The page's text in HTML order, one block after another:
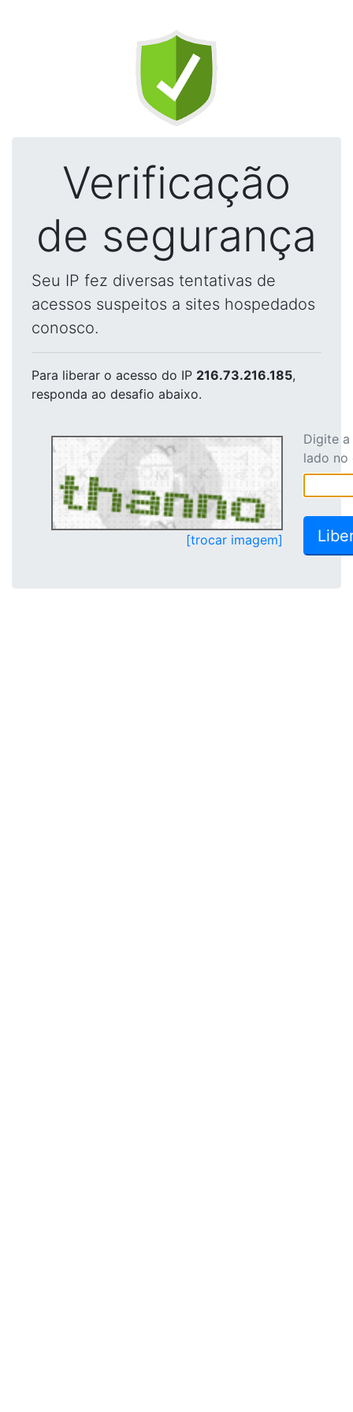
Verificação
de segurança
Seu IP fez diversas tentativas de
acessos suspeitos a sites hospedados
conosco.
Para liberar o acesso do IP 216.73.216.185,
responda ao desafio abaixo.
[trocar imagem]
Digite
lado no